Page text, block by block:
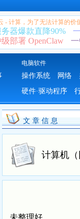
- 计算，为了无法计算的价
器爆款直降90%
部署 OpenClaw
电脑软件
操作系统 网络
硬件·驱动程序
文 章 信 息
计算机
未整理好